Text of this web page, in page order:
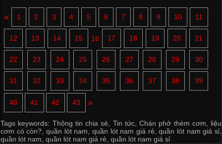
« 1 2 3 4 5 6 7 8 9 10 11
12 13 14 15 16 17 18 19 20 21
22 23 24 25 26 27 28 29 30
31 32 33 34 35 36 37 38 39
40 41 42 43 »
Tags keywords: Thông tin chia sẻ Tin tức, Chán phở thèm cơm
liệu
cơm có còn? ,quần lót nam ,quần lót nam giá rẻ ,quần lót nam giá sỉ
quần lót nam quần lót nam giá rẻ quần lót nam giá sỉ